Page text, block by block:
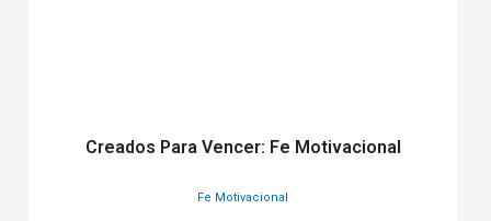
Creados Para Vencer: Fe Motivacional
Fe Motivacional